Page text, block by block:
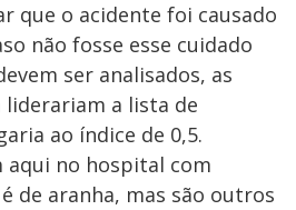
que o acidente foi causado
não fosse esse cuidado
ser analisados, as
liderariam a lista de
ao índice de 0,5.
no hospital com
de aranha, mas são outros